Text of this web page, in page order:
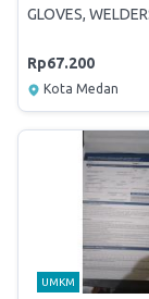
GLOVES,
Rp67.200
Kota Medan
UMKM